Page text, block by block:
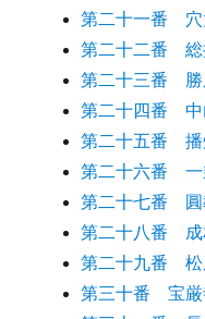
第二十一番 穴
第二十二番 総
第二十三番 勝
第二十四番 中
第二十五番
第二十六番 一
第二十七番 圓
第二十八番 成
第二十九番 松
第三十番 宝厳